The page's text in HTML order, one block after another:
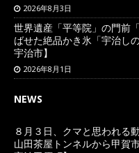
2026年8月3日
世界遺産「平等院」の門前
ばせた絶品かき氷「宇治し
宇治市】
2026年8月1日
NEWS
８月３日、クマと思われる
山田茶屋トンネルから甲賀